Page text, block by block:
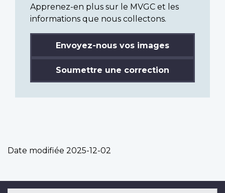
Apprenez-en plus sur le MVGC et les
informations que nous collectons.
Envoyez-nous vos images
Soumettre une correction
Date modifiée 2025-12-02